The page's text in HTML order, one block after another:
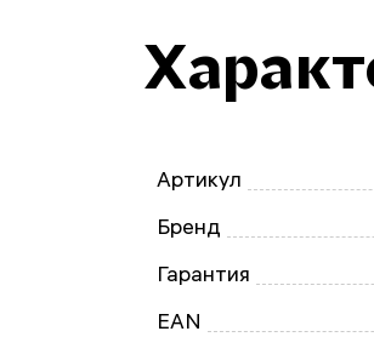
Артикул
Бренд
Гарантия
EAN